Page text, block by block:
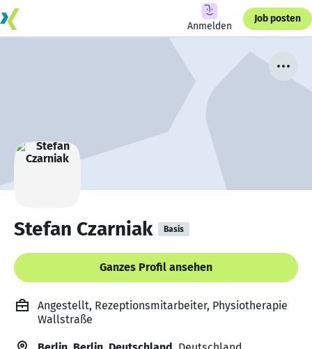
Anmelden
Job posten
Stefan Czarniak Basis
Ganzes Profil ansehen
Angestellt, Rezeptionsmitarbeiter, Physiotherapie
Wallstraße